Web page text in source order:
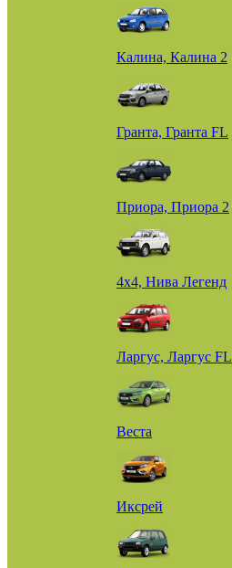
Калина, Калина 2
Гранта, Гранта FL
Приора, Приора 2
4х4, Нива Легенд
Ларгус, Ларгус FL
Веста
Иксрей